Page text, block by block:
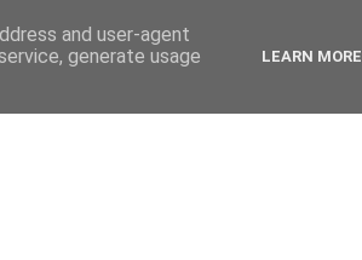
and user-agent
generate usage
LEARN MORE